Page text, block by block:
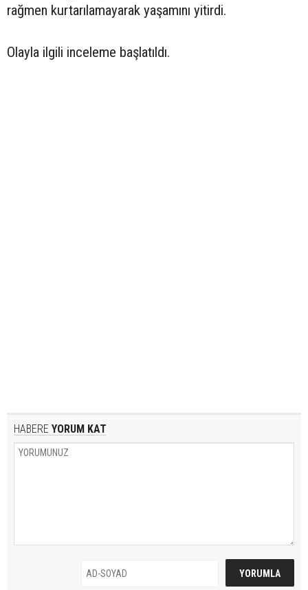
rağmen kurtarılamayarak yaşamını yitirdi.
Olayla ilgili inceleme başlatıldı.
HABERE YORUM KAT